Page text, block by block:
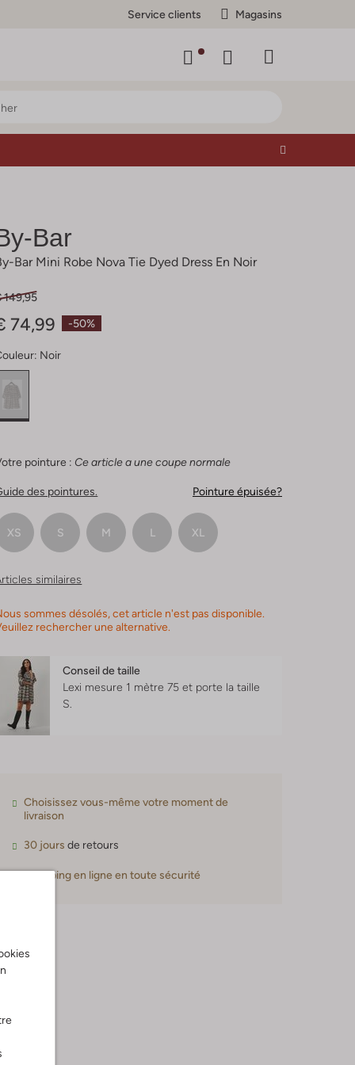
Service clients Magasins
Bar
Bar Mini Robe Nova Tie Dyed Dress En Noir
-50%
149,95
74,99
Noir
pointure : Ce article a une coupe normale
des pointures. Pointure épuisée?
XS S M L XL
similaires
sommes désolés, cet article n'est pas disponible.
rechercher une alternative.
Conseil de taille
Lexi mesure 1 mètre 75 et porte la taille
S.
Choisissez vous-même votre moment de
livraison
30 jours de retours
Shopping en ligne en toute sécurité